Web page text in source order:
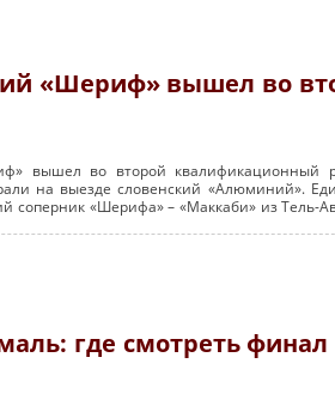
«Шериф» вышел во
вышел во второй квалификационный
на выезде словенский «Алюминий».
соперник «Шерифа» – «Маккаби» из Тель-
где смотреть